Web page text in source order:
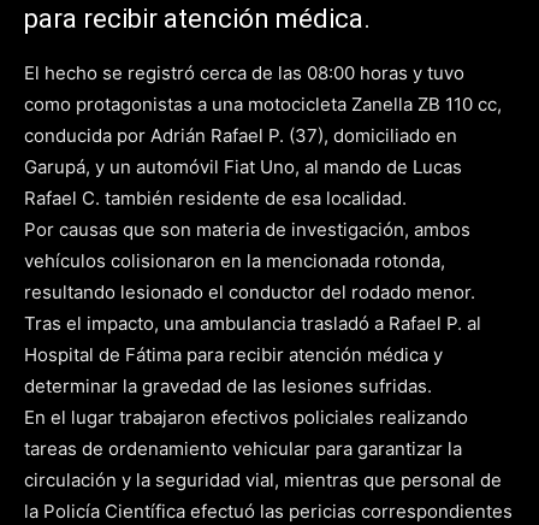
para recibir atención médica.
El hecho se registró cerca de las 08:00 horas y tuvo
como protagonistas a una motocicleta Zanella ZB 110 cc,
conducida por Adrián Rafael P. (37), domiciliado en
Garupá, y un automóvil Fiat Uno, al mando de Lucas
Rafael C. también residente de esa localidad.
Por causas que son materia de investigación, ambos
vehículos colisionaron en la mencionada rotonda,
resultando lesionado el conductor del rodado menor.
Tras el impacto, una ambulancia trasladó a Rafael P. al
Hospital de Fátima para recibir atención médica y
determinar la gravedad de las lesiones sufridas.
En el lugar trabajaron efectivos policiales realizando
tareas de ordenamiento vehicular para garantizar la
circulación y la seguridad vial, mientras que personal de
la Policía Científica efectuó las pericias correspondientes